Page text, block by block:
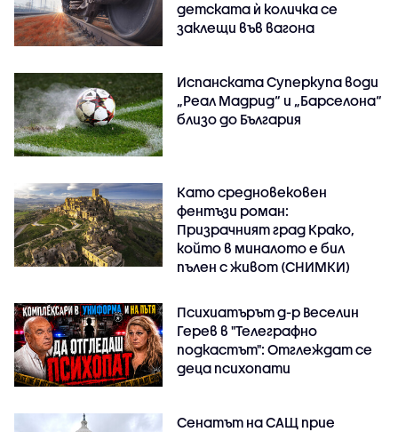
детската ѝ количка се
заклещи във вагона
Испанската Суперкупа води
„Реал Мадрид“ и „Барселона“
близо до България
Като средновековен
фентъзи роман:
Призрачният град Крако,
който в миналото е бил
пълен с живот (СНИМКИ)
Психиатърът д-р Веселин
Герев в "Телеграфно
подкастът": Отглеждат се
деца психопати
Сенатът на САЩ прие